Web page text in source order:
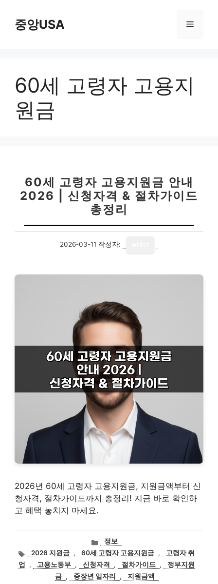
중앙USA 메
60세 고령자 고용지
원금
60세 고령자 고용지원금 안내
2026 | 신청자격 & 절차가이드
총정리
2026-03-11 작성자:
2026년 60세 고령자 고용지원금, 지원금액부터 신
청자격, 절차가이드까지 총정리! 지금 바로 확인하
고 혜택 놓치지 마세요.
카
테
고
리
정보
태2026 지원금 , 60세 고령자 고용지원금 ,
고령자 취
업
, 고용노동부 , 신청자격 , 절차가이드 ,
정부지원
금 , 중장년 일자리 , 지원금액